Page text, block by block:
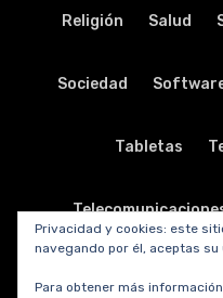
Religión Salud
Sociedad
Tabletas
Privacidad y cookies: este
navegando por él, aceptas su
Para obtener más